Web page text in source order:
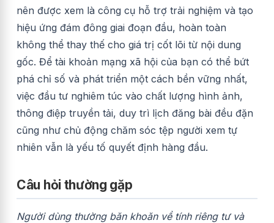
nên được xem là công cụ hỗ trợ trải nghiệm và tạo
hiệu ứng đám đông giai đoạn đầu, hoàn toàn
không thể thay thế cho giá trị cốt lõi từ nội dung
gốc. Để tài khoản mạng xã hội của bạn có thể bứt
phá chỉ số và phát triển một cách bền vững nhất,
việc đầu tư nghiêm túc vào chất lượng hình ảnh,
thông điệp truyền tải, duy trì lịch đăng bài đều đặn
cũng như chủ động chăm sóc tệp người xem tự
nhiên vẫn là yếu tố quyết định hàng đầu.
Câu hỏi thường gặp
Người dùng thường băn khoăn về tính riêng tư và